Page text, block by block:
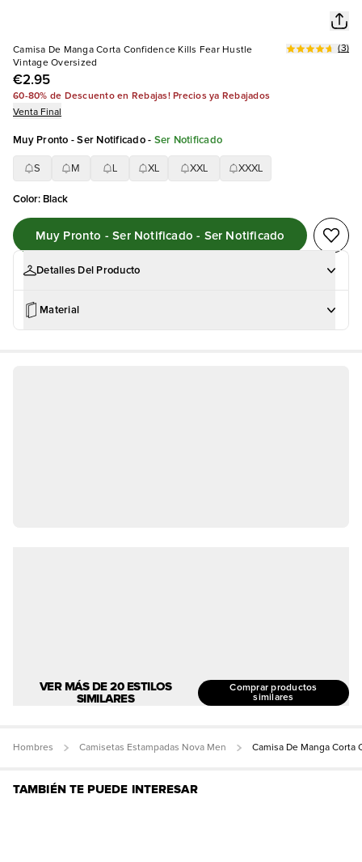
Camisa De Manga Corta Confidence Kills Fear Hustle
Vintage Oversized
€2.95
(3)
60-80% de Descuento en Rebajas! Precios ya Rebajados
Venta Final
Muy Pronto - Ser Notificado- Ser Notificado
S M XL XXL XXXL
Color: Black
Muy Pronto - Ser Notificado - Ser Notificado
Detalles Del Producto
Material
VER MÁS DE 20 ESTILOS
SIMILARES
Comprar productos
similares
Hombres Camisetas Estampadas Nova Men Camisa De Manga
TAMBIÉN TE PUEDE INTERESAR